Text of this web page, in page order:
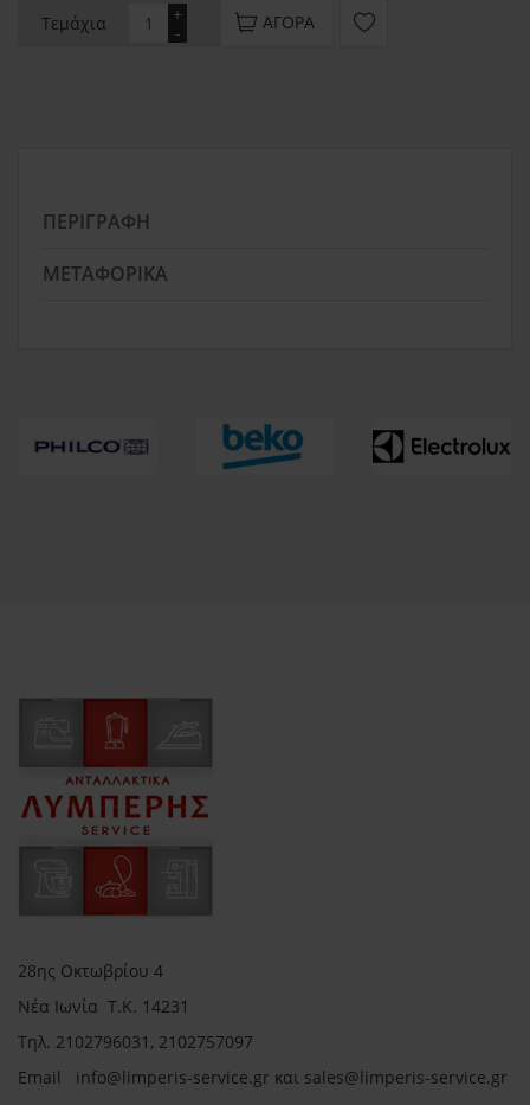
Τεμάχια -
+ ΑΓΟΡΆ
ΠΕΡΙΓΡΑΦΉ
ΜΕΤΑΦΟΡΙΚΆ
28ης Οκτωβρίου 4
Νέα Ιωνία Τ.Κ. 14231
Τηλ. 2102796031, 2102757097
Email info@limperis-service.gr και sales@limperis-service.gr